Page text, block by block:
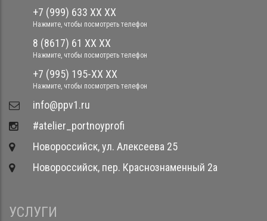
+7 (999) 633 XX XX
Нажмите, чтобы посмотреть телефон
8 (8617) 61 XX XX
Нажмите, чтобы посмотреть телефон
+7 (995) 195-XX XX
Нажмите, чтобы посмотреть телефон
​info@ppv1.ru
#atelier_portnoyprofi
Новороссийск, ул. Алексеева 25
Новороссийск, пер. Краснознаменный 2а
УСЛУГИ